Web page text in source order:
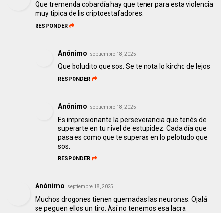
Que tremenda cobardía hay que tener para esta violencia
muy tipica de lis criptoestafadores.
RESPONDER
Anónimo septiembre 18, 2025
Que boludito que sos. Se te nota lo kircho de lejos
RESPONDER
Anónimo septiembre 18, 2025
Es impresionante la perseverancia que tenés de
superarte en tu nivel de estupidez. Cada día que
pasa es como que te superas en lo pelotudo que
sos.
RESPONDER
Anónimo septiembre 18, 2025
Muchos drogones tienen quemadas las neuronas. Ojalá
se peguen ellos un tiro. Así no tenemos esa lacra